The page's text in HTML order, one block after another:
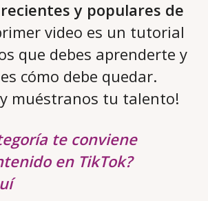
y populares de
video es un tutorial
que debes aprenderte y
cómo debe quedar.
muéstranos tu talento!
te conviene
en TikTok?